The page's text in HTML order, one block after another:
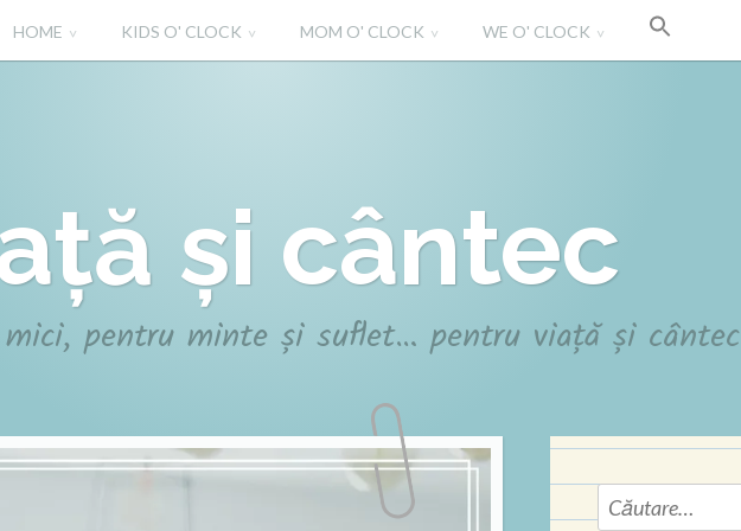
HOME KIDS O' CLOCK MOM O' CLOCK WE O' CLOCK
și cântec
pentru minte și suflet… pentru viață și cântec
Caută